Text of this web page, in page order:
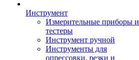
Инструмент
Измерительные приборы и
тестеры
Инструмент ручной
Инструменты для
опрессовки, резки и